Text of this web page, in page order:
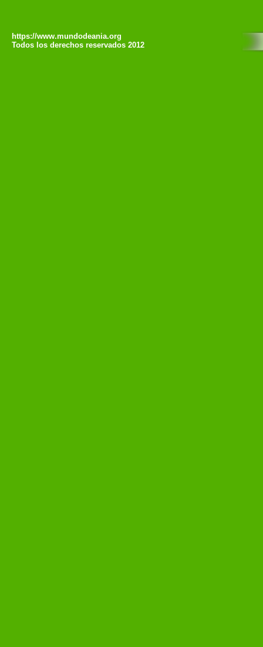
https://www.mundodeania.org
Todos los derechos reservados 2012